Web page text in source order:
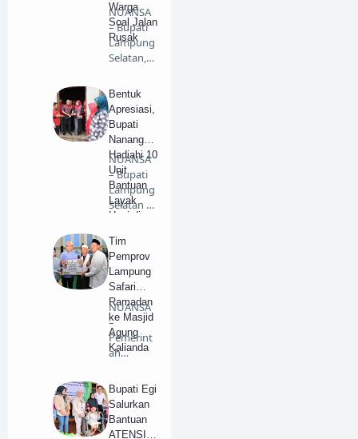
Warga
Soal Jalan
Rusak
NUANSA
– Bupati
Lampung
Selatan,
Egi Pra…
Bentuk
Apresiasi,
Bupati
Nanang
Hadiahi 10
Unit
Bantuan
Layak
Huni di
NUANSA
– Bupati
Lampung
Selatan H.
Ermant…
Tim
Pemprov
Lampung
Safari
Ramadan
ke Masjid
Agung
Kalianda
NUANSA
–
Pemerint
ah
n
(Pemkab)
Lampung
S…
Bupati Egi
Salurkan
Bantuan
ATENSI